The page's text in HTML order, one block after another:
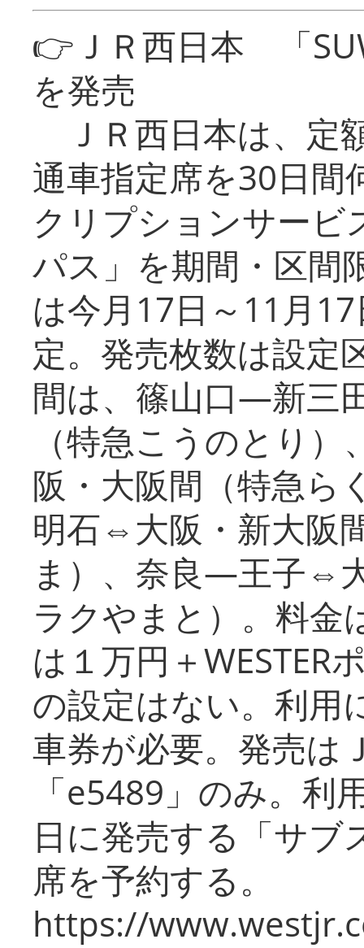
👉ＪＲ西日本 「
を発売
ＪＲ西日本は、定
通車指定席を30日間
クリプションサービ
パス」を期間・区間
は今月17日～11月
定。発売枚数は設定
間は、篠山口―新三
（特急こうのとり
阪・大阪間（特急
明石⇔大阪・新大阪
ま）、奈良―王子⇔
ラクやまと）。料金
は１万円＋WESTER
の設定はない。利用
車券が必要。発売は
「e5489」のみ。利
日に発売する「サブ
席を予約する。
https://